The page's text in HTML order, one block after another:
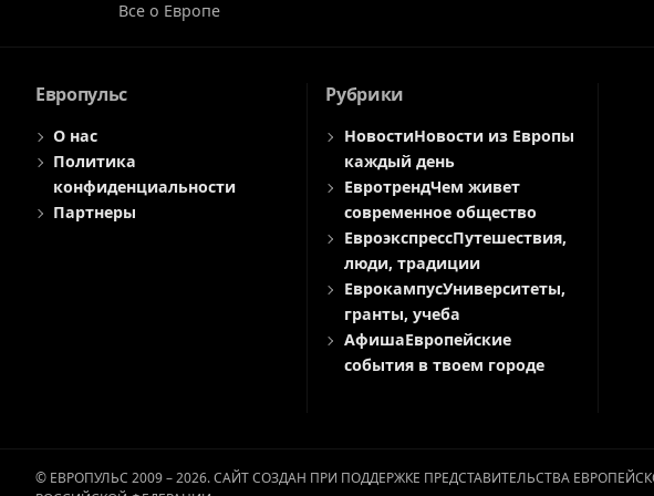
Все о Европе
Европульс
О нас
Политика
конфиденциальности
Партнеры
Рубрики
НовостиНовости из Европы
каждый день
ЕвротрендЧем живет
современное общество
ЕвроэкспрессПутешествия,
люди, традиции
ЕврокампусУниверситеты,
гранты, учеба
АфишаЕвропейские
события в твоем городе
© ЕВРОПУЛЬС 2009 – 2026. САЙТ СОЗДАН ПРИ ПОДДЕРЖКЕ ПРЕДСТАВИТЕЛЬСТВА